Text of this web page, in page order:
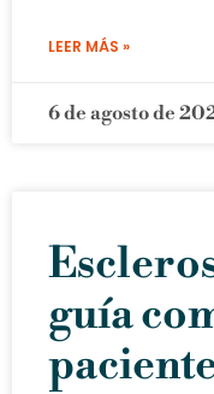
LEER MÁS »
6 de agosto de
guía